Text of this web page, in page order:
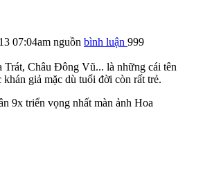
07:04am nguồn bình luận 999
Châu Đông Vũ... là những cái tên
giả mặc dù tuổi đời còn rất trẻ.